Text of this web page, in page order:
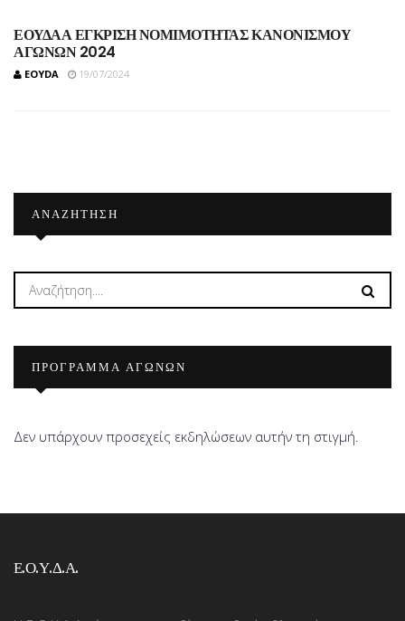
ΕΟΥΔΑΑ ΕΓΚΡΙΣΗ ΝΟΜΙΜΟΤΗΤΑΣ ΚΑΝΟΝΙΣΜΟΥ
ΑΓΩΝΩΝ 2024
EOYDA 19/07/2024
ΑΝΑΖΉΤΗΣΗ
ΠΡΟΓΡΑΜΜΑ ΑΓΩΝΩΝ
Δεν υπάρχουν προσεχείς εκδηλώσεων αυτήν τη στιγμή.
Ε.Ο.Υ.Δ.Α.